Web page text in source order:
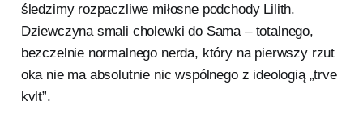
śledzimy rozpaczliwe miłosne podchody Lilith.
Dziewczyna smali cholewki do Sama – totalnego,
bezczelnie normalnego nerda, który na pierwszy rzut
oka nie ma absolutnie nic wspólnego z ideologią „trve
kvlt”.